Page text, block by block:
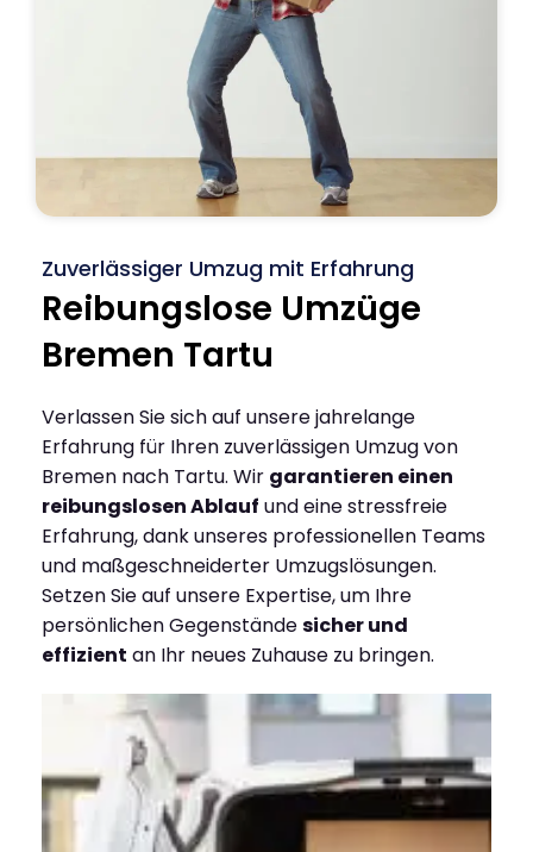
Zuverlässiger Umzug mit Erfahrung
Reibungslose Umzüge
Bremen Tartu
Verlassen Sie sich auf unsere jahrelange
Erfahrung für Ihren zuverlässigen Umzug von
Bremen nach Tartu. Wir garantieren einen
reibungslosen Ablauf und eine stressfreie
Erfahrung, dank unseres professionellen Teams
und maßgeschneiderter Umzugslösungen.
Setzen Sie auf unsere Expertise, um Ihre
persönlichen Gegenständesicher und
effizient an Ihr neues Zuhause zu bringen.